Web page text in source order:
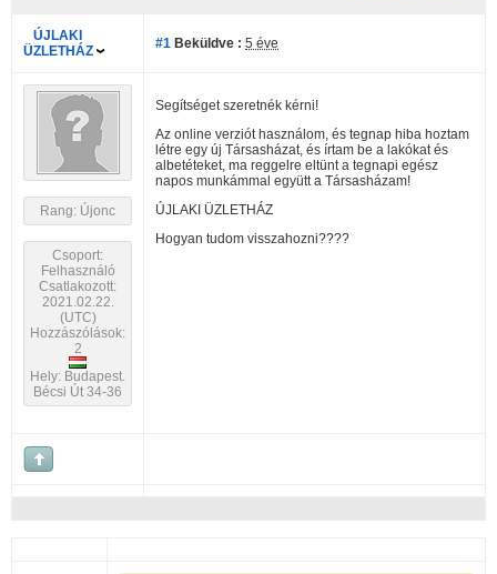
ÚJLAKI
ÜZLETHÁZ
#1 Beküldve : 5 éve
Rang: Újonc
Csoport:
Felhasználó
Csatlakozott:
2021.02.22.
(UTC)
Hozzászólások:
2
Hely: Budapest.
Bécsi Út 34-36
Segítséget szeretnék kérni!
Az online verziót használom, és tegnap hiba hoztam
létre egy új Társasházat, és írtam be a lakókat és
albetéteket, ma reggelre eltünt a tegnapi egész
napos munkámmal együtt a Társasházam!
ÚJLAKI ÜZLETHÁZ
Hogyan tudom visszahozni????